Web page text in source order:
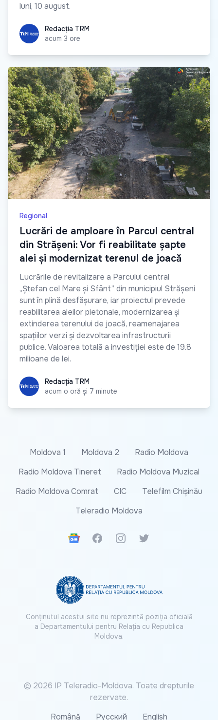
luni, 10 august.
Redacția TRM
Redacția TRM
acum 3 ore
Regional
Lucrări de amploare în Parcul central
din Strășeni: Vor fi reabilitate șapte
alei și modernizat terenul de joacă
Lucrările de revitalizare a Parcului central
„Ștefan cel Mare și Sfânt” din municipiul Strășeni
sunt în plină desfășurare, iar proiectul prevede
reabilitarea aleilor pietonale, modernizarea și
extinderea terenului de joacă, reamenajarea
spațiilor verzi și dezvoltarea infrastructurii
publice. Valoarea totală a investiției este de 19.8
milioane de lei.
Redacția TRM
Redacția TRM
acum o oră și 7 minute
Moldova 1 Moldova 2
Radio Moldova
Radio Moldova Tineret
Radio Moldova Muzical
Radio Moldova Comrat
CIC
Telefilm Chișinău
Teleradio Moldova
Google News
FacebookInstagramTwitter
Conținutul acestui site nu reprezintă poziția oficială
a Departamentului pentru Relația cu Republica
Moldova.
© 2026 IP Teleradio-Moldova. Toate drepturile
rezervate.
Română
Русский English